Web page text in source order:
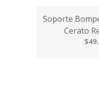
Soporte
Cerato